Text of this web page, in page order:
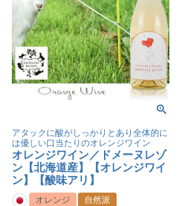
アタックに酸がしっかりとあり全体的に
は優しい口当たりのオレンジワイン
オレンジワイン／ドメーヌレゾ
ン【北海道産】【オレンジワイ
ン】【酸味アリ】
オレンジ
自然派